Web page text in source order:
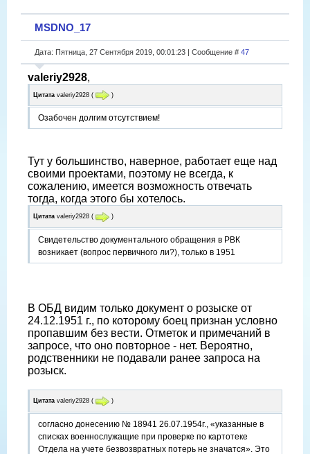
MSDNO_17
Дата: Пятница, 27 Сентября 2019, 00:01:23 | Сообщение # 47
valeriy2928,
Цитата valeriy2928 ( )
Озабочен долгим отсутствием!
Тут у большинство, наверное, работает еще над
своими проектами, поэтому не всегда, к
сожалению, имеется возможность отвечать
тогда, когда этого бы хотелось.
Цитата valeriy2928 ( )
Свидетельство документального обращения в РВК
возникает (вопрос первичного ли?), только в 1951
В ОБД видим только документ о розыске от
24.12.1951 г., по которому боец признан условно
пропавшим без вести. Отметок и примечаний в
запросе, что оно повторное - нет. Вероятно,
родственники не подавали ранее запроса на
розыск.
Цитата valeriy2928 ( )
согласно донесению № 18941 26.07.1954г., «указанные в
списках военнослужащие при проверке по картотеке
Отдела на учете безвозвратных потерь не значатся». Это